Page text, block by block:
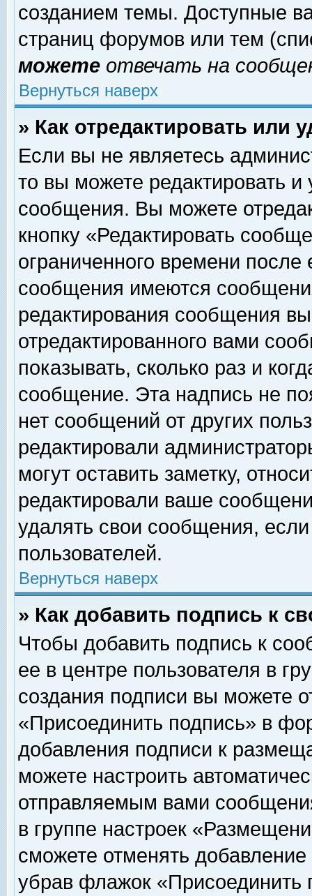
созданием темы. Доступные
страниц форумов или тем
можете отвечать на
Вернуться наверх
» Как отредактировать или
Если вы не являетесь
то вы можете редактировать и
сообщения. Вы можете
кнопку «Редактировать
ограниченного времени
сообщения имеются
редактирования сообщения
отредактированного вами
показывать, сколько раз и
сообщение. Эта надпись не
нет сообщений от других
редактировали
могут оставить заметку,
редактировали ваше
удалять свои сообщения,
пользователей.
Вернуться наверх
» Как добавить подпись к
Чтобы добавить подпись к
ее в центре пользователя в
создания подписи вы можете
«Присоединить подпись» в
добавления подписи к
можете настроить
отправляемым вами
в группе настроек
сможете отменять
убрав флажок «Присоединить